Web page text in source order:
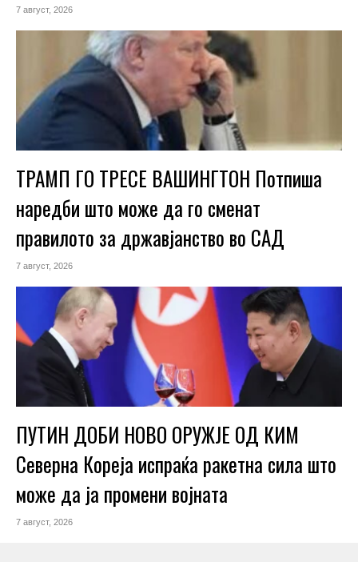
7 август, 2026
ТРАМП ГО ТРЕСЕ ВАШИНГТОН Потпиша
наредби што може да го сменат
правилото за државјанство во САД
7 август, 2026
ПУТИН ДОБИ НОВО ОРУЖЈЕ ОД КИМ
Северна Кореја испраќа ракетна сила што
може да ја промени војната
7 август, 2026